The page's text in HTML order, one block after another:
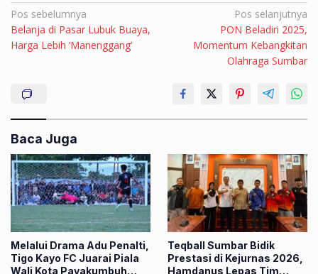
Navigasi
pos
Pos sebelumnya
Belanja di Pasar Lubuk Buaya,
Harga Lebih ‘Manenggang’
Pos selanjutnya
PON Beladiri 2025,
Momentum Kebangkitan
Olahraga Sumbar
Baca Juga
Melalui Drama Adu Penalti,
Tigo Kayo FC Juarai Piala
Wali Kota Payakumbuh
Teqball Sumbar Bidik
Prestasi di Kejurnas 2026,
Hamdanus Lepas Tim